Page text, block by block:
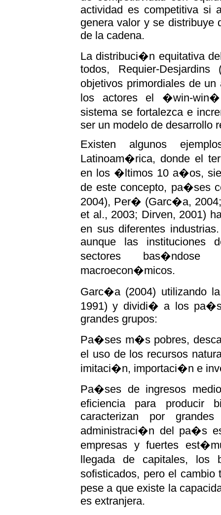
actividad es competitiva si
genera valor y se distribuye
de la cadena.
La distribuci�n equitativa
todos, Requier-
objetivos primordiales de
los actores el �win-win�
sistema se fortalezca e
ser un modelo de desarrollo
Existen algunos
Latinoam�rica, donde el
en los �ltimos 10 a�os,
de este concepto, pa�ses
2004), Per� (Garc�a,
et al., 2003; Dirven, 2001)
en sus diferentes
aunque las instituciones
sectores bas�ndose
macroecon�micos.
Garc�a (2004) utilizando
1991) y dividi� a los
grandes grupos:
Pa�ses m�s pobres,
el uso de los recursos
imitaci�n, importaci�n e
Pa�ses de ingresos
eficiencia para producir
caracterizan por
administraci�n del pa�s
empresas y fuertes
llegada de capitales,
sofisticados, pero el
pese a que existe la
es extranjera.